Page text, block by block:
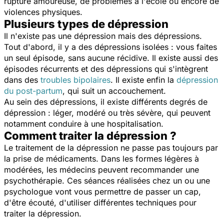
violences physiques.
Plusieurs types de dépression
Il n'existe pas une dépression mais des dépressions.
Tout d'abord, il y a des dépressions isolées : vous faites
un seul épisode, sans aucune récidive. Il existe aussi des
épisodes récurrents et des dépressions qui s'intègrent
dans des troubles bipolaires. Il existe enfin la dépression
du post-partum, qui suit un accouchement.
Au sein des dépressions, il existe différents degrés de
dépression : léger, modéré ou très sévère, qui peuvent
notamment conduire à une hospitalisation.
Comment traiter la dépression ?
Le traitement de la dépression ne passe pas toujours par
la prise de médicaments. Dans les formes légères à
modérées, les médecins peuvent recommander une
psychothérapie. Ces séances réalisées chez un ou une
psychologue vont vous permettre de passer un cap,
d'être écouté, d'utiliser différentes techniques pour
traiter la dépression.